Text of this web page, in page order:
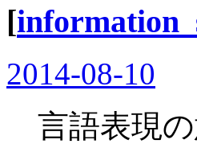
[
2014-08-10
言語表現の